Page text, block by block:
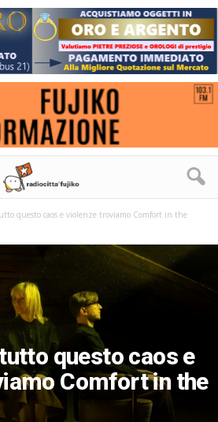
questo caos e violenze troviamo Comfort in the
questo caos e
Comfort in the